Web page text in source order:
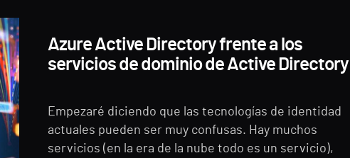
Azure Active Directory frente a los
servicios de dominio de Active Directory
Empezaré diciendo que las tecnologías de identidad
actuales pueden ser muy confusas. Hay muchos
servicios (en la era de la nube todo es un servicio),